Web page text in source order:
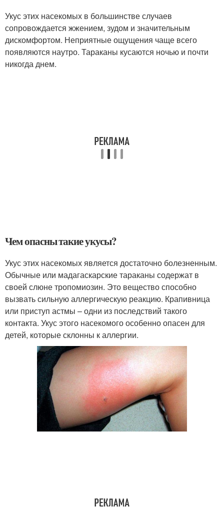
Укус этих насекомых в большинстве случаев
сопровождается жжением, зудом и значительным
дискомфортом. Неприятные ощущения чаще всего
появляются наутро. Тараканы кусаются ночью и почти
никогда днем.
Чем опасны такие укусы?
Укус этих насекомых является достаточно болезненным.
Обычные или мадагаскарские тараканы содержат в
своей слюне тропомиозин. Это вещество способно
вызвать сильную аллергическую реакцию. Крапивница
или приступ астмы – одни из последствий такого
контакта. Укус этого насекомого особенно опасен для
детей, которые склонны к аллергии.